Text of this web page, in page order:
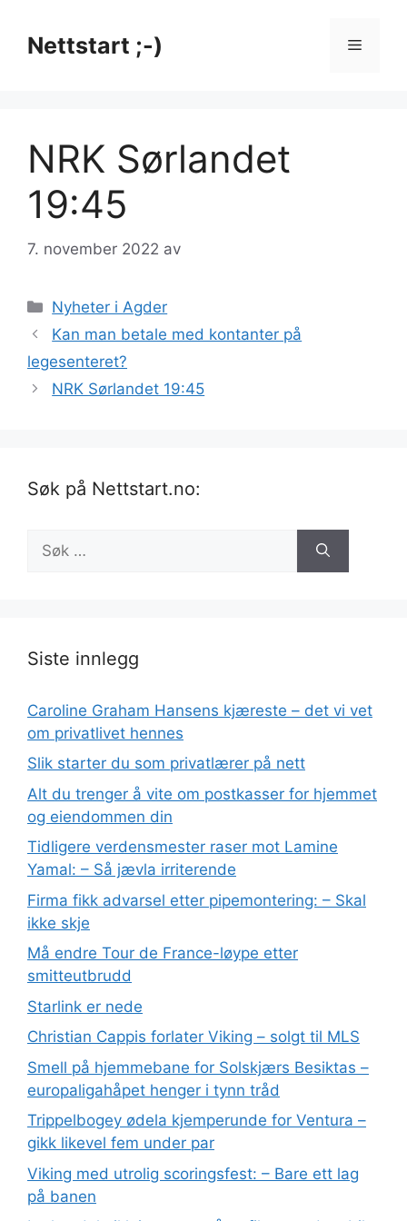
innholdNettstart ;-) Meny
NRK Sørlandet
19:45
7. november 2022 av
Kategorier
Nyheter i Agder
Kan man betale med kontanter på
legesenteret?
NRK Sørlandet 19:45
Søk på Nettstart.no:
etter:
Siste innlegg
Caroline Graham Hansens kjæreste – det vi vet
om privatlivet hennes
Slik starter du som privatlærer på nett
Alt du trenger å vite om postkasser for hjemmet
og eiendommen din
Tidligere verdensmester raser mot Lamine
Yamal: – Så jævla irriterende
Firma fikk advarsel etter pipemontering: – Skal
ikke skje
Må endre Tour de France-løype etter
smitteutbrudd
Starlink er nede
Christian Cappis forlater Viking – solgt til MLS
Smell på hjemmebane for Solskjærs Besiktas –
europaligahåpet henger i tynn tråd
Trippelbogey ødela kjemperunde for Ventura –
gikk likevel fem under par
Viking med utrolig scoringsfest: – Bare ett lag
på banen